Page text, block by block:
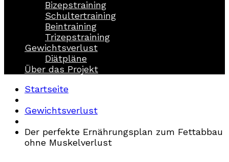
Bizepstraining
Schultertraining
Beintraining
Trizepstraining
Gewichtsverlust
Diätpläne
Über das Projekt
Startseite
Gewichtsverlust
Der perfekte Ernährungsplan zum Fettabbau
ohne Muskelverlust